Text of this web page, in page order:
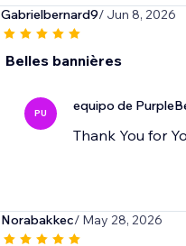
Gabrielbernard9/ Jun 8, 2026
Belles bannières
PU equipo de
Thank You for
Norabakkec/ May 28, 2026